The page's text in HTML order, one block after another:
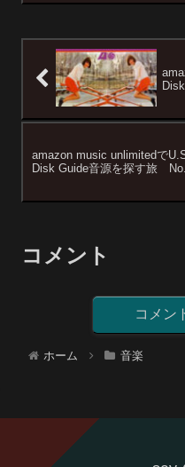
amazon music unlimitedで
Disk Guide音源を探す旅
コメント
コメン
ホーム 音楽